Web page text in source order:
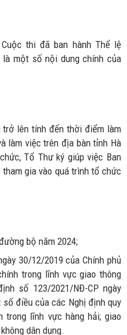
thi đã ban hành Thể lệ
là một số nội dung chính của
trở lên tính đến thời điểm làm
làm việc trên địa bàn tỉnh Hà
Tổ Thư ký giúp việc Ban
gia vào quá trình tổ chức
bộ năm 2024;
30/12/2019 của Chính phủ
trong lĩnh vực giao thông
số 123/2021/NĐ-CP ngày
điều của các Nghị định quy
trong lĩnh vực hàng hải; giao
dân dụng.